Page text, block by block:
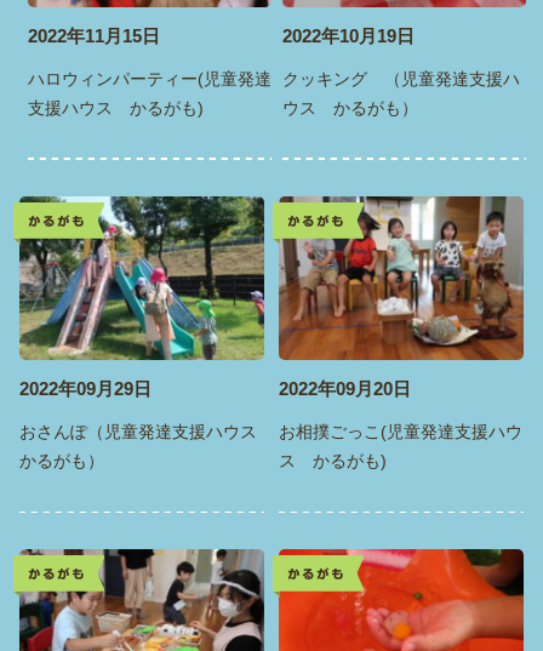
2022年11月15日
ハロウィンパーティー(児童発達
支援ハウス かるがも)
2022年10月19日
クッキング （児童発達支援ハ
ウス かるがも）
かるがも
2022年09月29日
おさんぽ（児童発達支援ハウス
かるがも）
かるがも
2022年09月20日
お相撲ごっこ(児童発達支援ハウ
ス かるがも)
かるがも